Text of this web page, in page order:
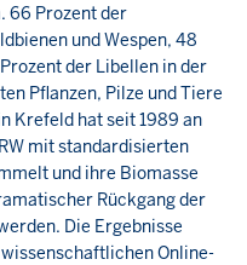
66 Prozent der
und Wespen, 48
der Libellen in der
Pflanzen, Pilze und Tiere
Krefeld hat seit 1989 an
mit standardisierten
und ihre Biomasse
Rückgang der
Die Ergebnisse
Online-